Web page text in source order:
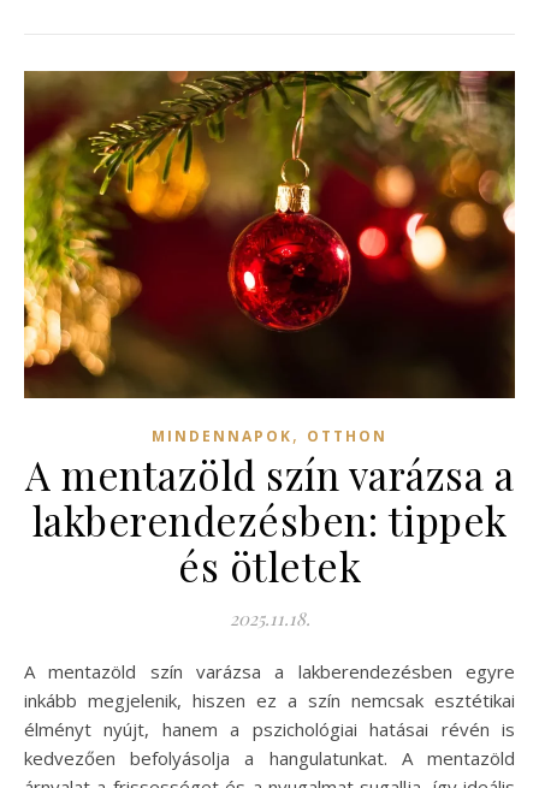
MINDENNAPOK, OTTHON
A mentazöld szín varázsa a
lakberendezésben: tippek
és ötletek
2025.11.18.
A mentazöld szín varázsa a lakberendezésben egyre
inkább megjelenik, hiszen ez a szín nemcsak esztétikai
élményt nyújt, hanem a pszichológiai hatásai révén is
kedvezően befolyásolja a hangulatunkat. A mentazöld